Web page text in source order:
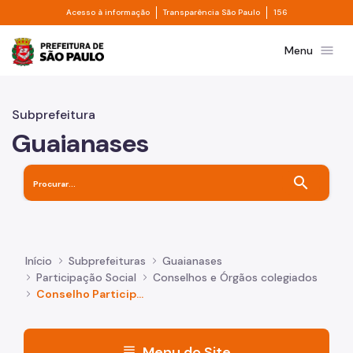
Pular para o Conteúdo principal
Acesso à informação Divisor de acesso à informação
Transparência São Paulo Divisor de
156
Prefeitura de São PauloMenu menu
Subprefeitura
Guaianases
search
Início Subprefeituras
Guaianases
Participação Social
Conselhos e Órgãos colegiados
Conselho Participativo
menu